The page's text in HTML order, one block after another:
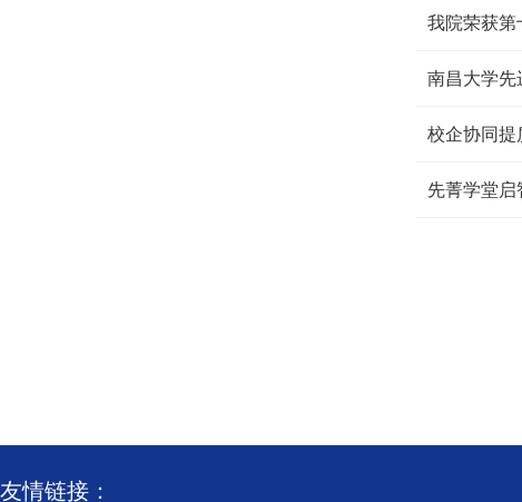
我院荣获第
南昌大学先
校企协同
先菁学堂
友情链接：